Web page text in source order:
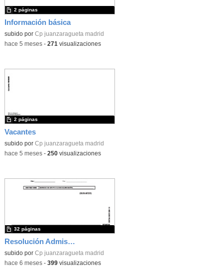
Información básica
subido por Cp juanzaragueta madrid
2 páginas
-hace 5 meses- 271 visualizaciones
Vacantes
subido por Cp juanzaragueta madrid
2 páginas
-hace 5 meses- 250visualizaciones
Resolución Admisión 2026
subido por Cp juanzaragueta madrid
32 páginas
-hace 6 meses- 399visualizaciones